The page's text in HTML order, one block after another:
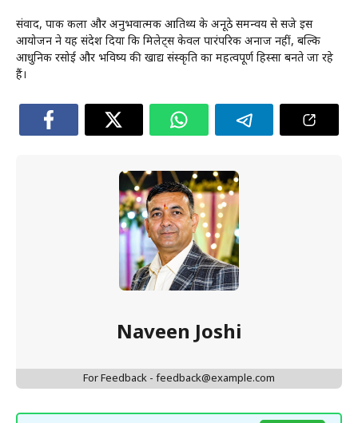
संवाद, पाक कला और अनुभवात्मक आतिथ्य के अनूठे समन्वय से सजे इस
आयोजन ने यह संदेश दिया कि मिलेट्स केवल पारंपरिक अनाज नहीं, बल्कि
आधुनिक रसोई और भविष्य की खाद्य संस्कृति का महत्वपूर्ण हिस्सा बनते जा रहे
हैं।
Naveen Joshi
For Feedback - feedback@example.com